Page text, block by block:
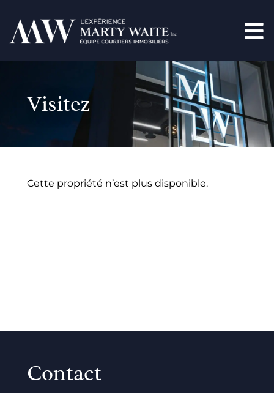
Visitez
Cette propriété n’est plus disponible.
Contact